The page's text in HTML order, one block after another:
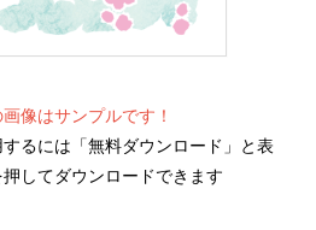
像はサンプルです！
るには「無料ダウンロード」と表
してダウンロードできます